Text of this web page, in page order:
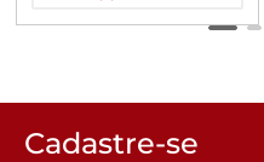
Cadastre-se